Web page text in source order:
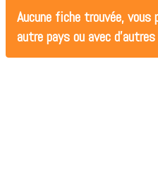
Aucune fiche trouvée, vous
autre pays ou avec